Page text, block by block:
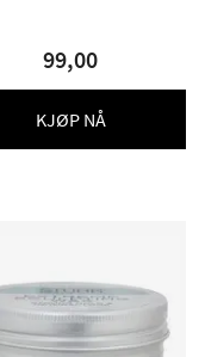
99,00
KJØP NÅ